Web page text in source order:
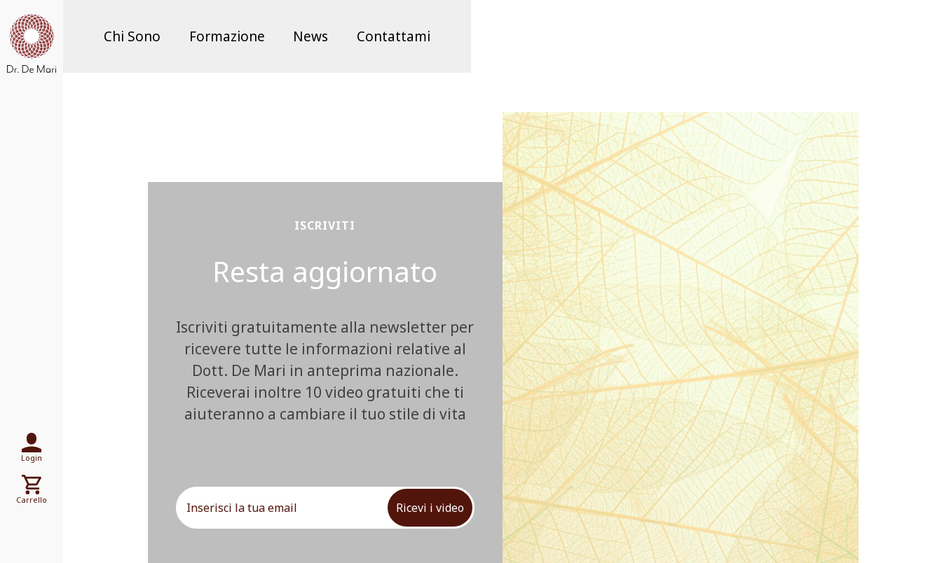
Chi Sono Formazione News Contattami
Login
Carrello
ISCRIVITI
Resta aggiornato
Iscriviti gratuitamente alla newsletter per
ricevere tutte le informazioni relative al
Dott. De Mari in anteprima nazionale.
Riceverai inoltre 10 video gratuiti che ti
aiuteranno a cambiare il tuo stile di vita
Ricevi i video